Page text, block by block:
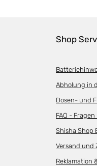
Shop
Abholung in
Dosen- und
FAQ -
Shisha Shop
Versand und
Reklamation